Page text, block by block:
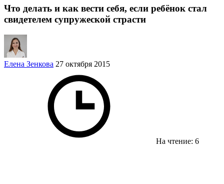
Что делать и как вести себя, если ребёнок стал
свидетелем супружеской страсти
Елена Зенкова 27 октября 2015
На чтение: 6